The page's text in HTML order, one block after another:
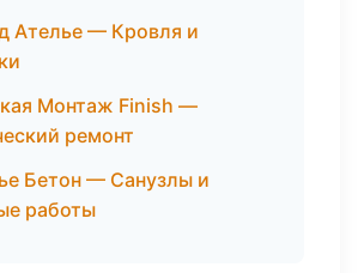
Ателье — Кровля и
Монтаж Finish —
ремонт
Бетон — Санузлы и
работы